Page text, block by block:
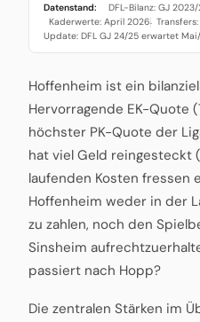
Datenstand: DFL-Bilanz: GJ
Kaderwerte: April 2026·
Update: DFL GJ 24/25 erwartet
Hoffenheim ist ein
Hervorragende EK-Quote
höchster PK-Quote der
hat viel Geld reingesteckt
laufenden Kosten fressen
Hoffenheim weder in der
zu zahlen, noch den
Sinsheim
passiert nach Hopp?
Die zentralen Stärken im